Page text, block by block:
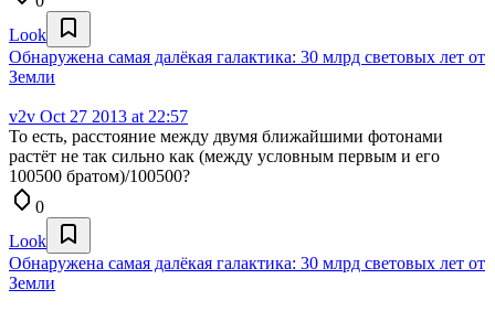
Look
Обнаружена самая далёкая галактика: 30 млрд световых лет от
Земли
v2v Oct 27 2013 at 22:57
То есть, расстояние между двумя ближайшими фотонами
растёт не так сильно как (между условным первым и его
100500 братом)/100500?
0
Look
Обнаружена самая далёкая галактика: 30 млрд световых лет от
Земли